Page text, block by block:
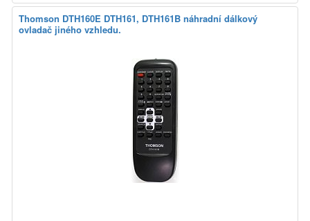
Thomson DTH160E DTH161, DTH161B náhradní dálkový
ovladač jiného vzhledu.